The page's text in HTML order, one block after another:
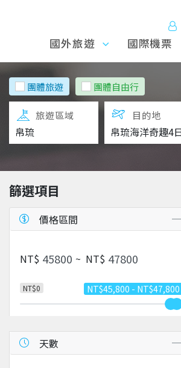
國外旅
遊
國外旅遊 國際機票
團體旅遊 團體自由行
旅遊區域 目的地
篩選項目
價格區間
NT$ ~ NT$
NT$0 NT$45,800 - NT$47,800
天數